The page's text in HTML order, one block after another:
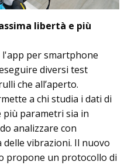
libertà e più
per smartphone
diversi test
che all’aperto.
a chi studia i dati di
più parametri sia in
analizzare con
delle vibrazioni. Il nuovo
propone un protocollo di